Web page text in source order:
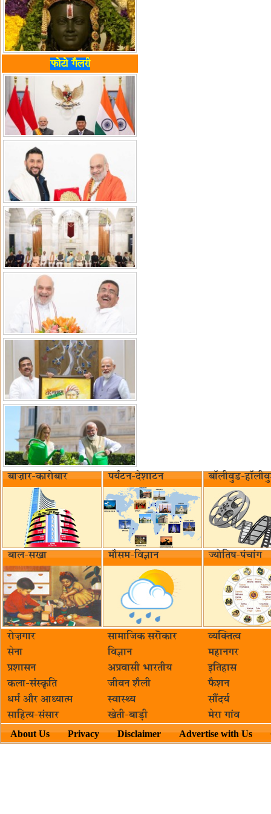
फोटो गैलरी
बाज़ार-कारोबार पर्यटन-देशाटन बॉलीवुड-
बाल-सखा मौसम-विज्ञान ज्योतिष-पंचांग
रोज़गार सामाजिक सरॊकार‌
व्यक्तित्व
सेना
विज्ञान
महानगर
प्रशासन
अप्रवासी भारतीय
इतिहास
कला-संस्कृति
जीवन शैली
फैशन
धर्म और आध्यात्म
स्वास्थ्य
सौंदर्य
साहित्य-संसार
खेती-बाड़ी मेरा गांव
About Us Privacy Disclaimer Advertise with Us